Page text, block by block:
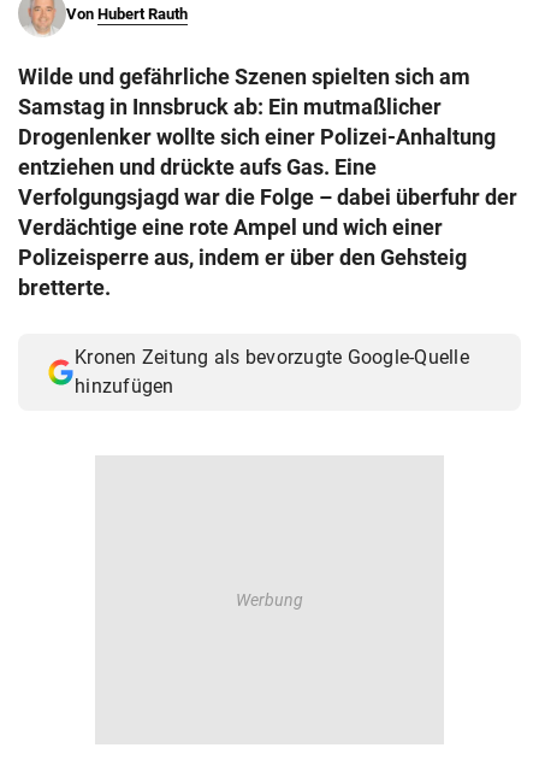
search
eingeben
© Krone Multimedia GmbH & Co KG 2026
Muthgasse 2, 1190 Wien
Von Hubert Rauth
Wilde und gefährliche Szenen spielten sich am
Samstag in Innsbruck ab: Ein mutmaßlicher
Drogenlenker wollte sich einer Polizei-Anhaltung
entziehen und drückte aufs Gas. Eine
Verfolgungsjagd war die Folge – dabei überfuhr der
Verdächtige eine rote Ampel und wich einer
Polizeisperre aus, indem er über den Gehsteig
bretterte.
Kronen Zeitung als bevorzugte Google-Quelle
hinzufügen